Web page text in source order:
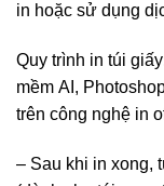
in hoặc sử dụng
Quy trình in túi
mềm AI,
trên công nghệ in
– Sau khi in xong,